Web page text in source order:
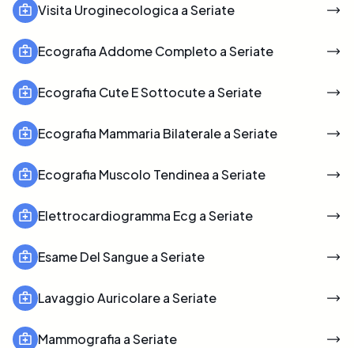
Visita Uroginecologica a Seriate
Ecografia Addome Completo a Seriate
Ecografia Cute E Sottocute a Seriate
Ecografia Mammaria Bilaterale a Seriate
Ecografia Muscolo Tendinea a Seriate
Elettrocardiogramma Ecg a Seriate
Esame Del Sangue a Seriate
Lavaggio Auricolare a Seriate
Mammografia a Seriate